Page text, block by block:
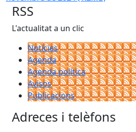
RSS
L'actualitat a un clic
Notícies
Agenda
Agenda política
Avisos
Publicacions
Adreces i telèfons